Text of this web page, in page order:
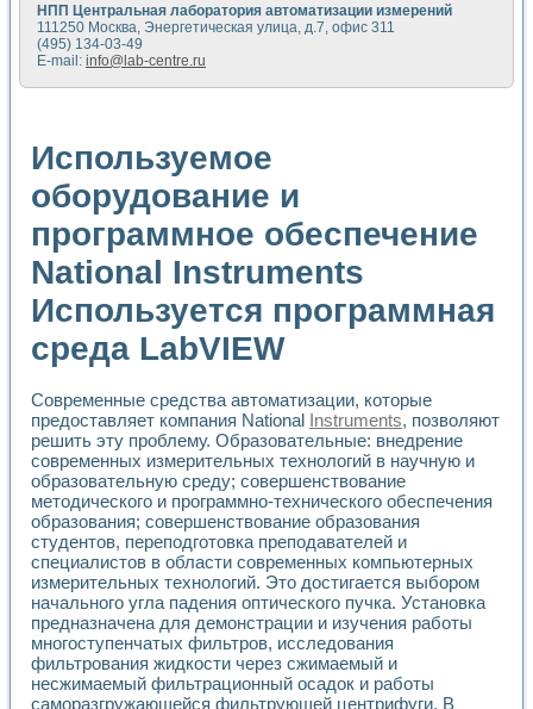
Метод прогнозирования свойств дисперсных продуктов
Недорогая система управления сверхпроводящим
Применение технологий NI в курсе экспериментальной
Расчет переноса аэрозоля и выпадения осадка в
Применение NI VISION для геометрического анализа в
Система температурной стабилизации
Управление движением с помощью программно -
Определение параметров всплывающих газовых
Система управления асинхронным тиристорным
Лазерный профилометр
Разработка автоматизированного стенда для
Автоматизированный стенд рентгеновской диагностики
Высокочувствительные оптоэлектронные
Исследование кинетики зарождения и развития
Лабораторный электрический импедансный томограф на
Микрозондовая система для характеризации
Метод траекторий в исследовании
Промышленная автоматизация
Автоматизация технологических процессов получения
Использование систем технического зрения для контроля
Исследование электромагнитных переходных процессов
Применение LabVIEW при разработке обучающих
Разработка виртуальных тренажеров путем
Система блокировок, сигнализации и защиты ускорителя
Система сбора данных и управления процессом
Управление температурой газовой среды специальной
Разработка программного обеспечения с
НПП Центральная лаборатория автоматизации измерений
111250 Москва, Энергетическая улица, д.7, офис 311
(495) 134-03-49
E-mail: info@lab-centre.ru
Используемое
оборудование и
программное обеспечение
National Instruments
Используется программная
среда LabVIEW
Современные средства автоматизации, которые
предоставляет компания National Instruments, позволяют
решить эту проблему. Образовательные: внедрение
современных измерительных технологий в научную и
образовательную среду; совершенствование
методического и программно-технического обеспечения
образования; совершенствование образования
студентов, переподготовка преподавателей и
специалистов в области современных компьютерных
измерительных технологий. Это достигается выбором
начального угла падения оптического пучка. Установка
предназначена для демонстрации и изучения работы
многоступенчатых фильтров, исследования
фильтрования жидкости через сжимаемый и
несжимаемый фильтрационный осадок и работы
саморазгружающейся фильтрующей центрифуги. В